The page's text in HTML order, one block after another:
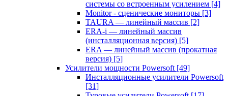
системы со встроенным усилением [4]
Monitor - сценические мониторы [3]
TAURA — линейный массив [2]
ERA-i — линейный массив
(инсталляционная версия) [5]
ERA — линейный массив (прокатная
версия) [5]
Усилители мощности Powersoft [49]
Инсталляционные усилители Powersoft
[31]